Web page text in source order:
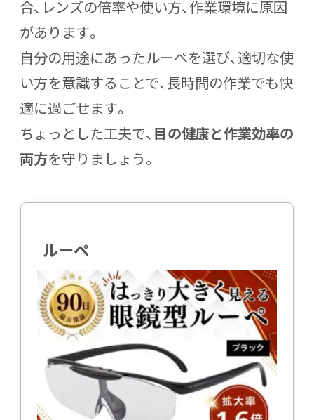
合、 レンズの倍率や使い方、作業環境に原因
があります。
自分の用途にあったルーペを選び、適切な使
い方を意識することで、長時間の作業でも快
適に過ごせます。
ちょっとした工夫で、 目の健康と作業効率の
両方を守りましょう。
ルーペ